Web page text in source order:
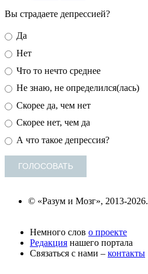
Вы страдаете депрессией?
Да
Нет
Что то нечто среднее
Не знаю, не определился(лась)
Скорее да, чем нет
Скорее нет, чем да
А что такое депрессия?
© «Разум и Мозг», 2013-2026.
Немного слов о проекте
Редакция нашего портала
Связаться с нами – контакты